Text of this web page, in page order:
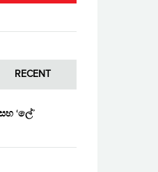
RECENT
‘ලේ’